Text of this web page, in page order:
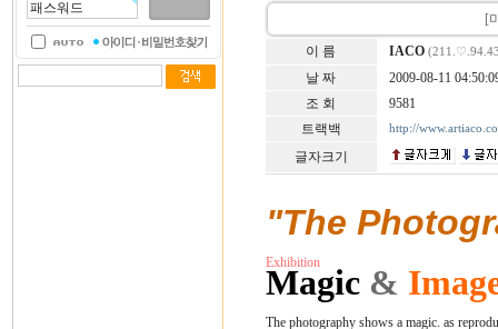
[
이 름 IACO
날 짜
2009-08-11
조 회
9581
트랙백
http://
글자크기
"The
Exhibition
Magic&
The photography shows a magic. as